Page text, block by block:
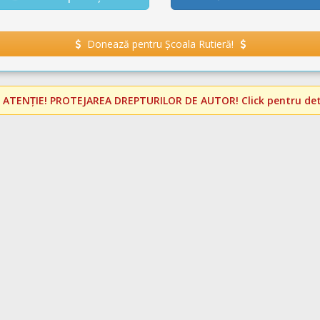
Donează pentru Școala Rutieră!
ATENȚIE! PROTEJAREA DREPTURILOR DE AUTOR! Click pentru